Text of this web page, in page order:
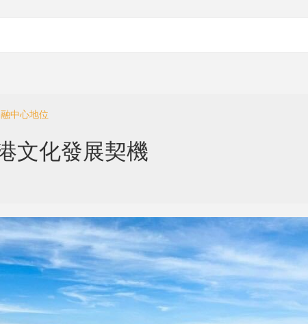
中心地位
文化發展契機